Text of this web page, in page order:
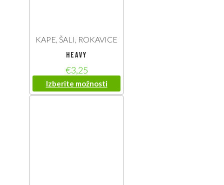
KAPE, ŠALI, ROKAVICE
heavy
€3,25
Izberite možnosti